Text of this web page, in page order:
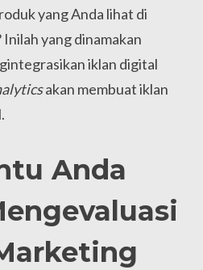
yang Anda lihat di
yang dinamakan
iklan digital
akan membuat iklan
Anda